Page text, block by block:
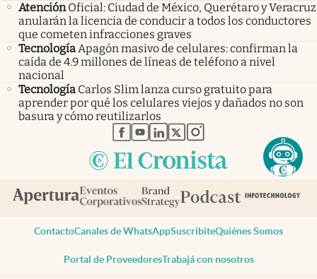
Atención Oficial: Ciudad de México, Querétaro y Veracruz
anularán la licencia de conducir a todos los conductores
que cometen infracciones graves
TecnologíaApagón masivo de celulares: confirman la
caída de 4.9 millones de líneas de teléfono a nivel
nacional
Tecnología Carlos Slim lanza curso gratuito para
aprender por qué los celulares viejos y dañados no son
basura y cómo reutilizarlos
abre en nueva pestaña
abre en nueva pestaña
abre en nueva pestaña
abre en nueva pestaña
abre en nueva pestaña
ContactoCanales de WhatsAppSuscribiteQuiénes Somos
Portal de ProveedoresTrabajá con nosotros